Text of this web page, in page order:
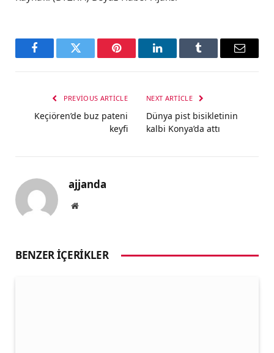
FacebookTwitter Pinterest LinkedInTumblr Email
PREVIOUS ARTICLE
Keçiören’de buz pateni
keyfi
NEXT ARTICLE
Dünya pist bisikletinin
kalbi Konya’da attı
ajjanda
Website
BENZER İÇERIKLER